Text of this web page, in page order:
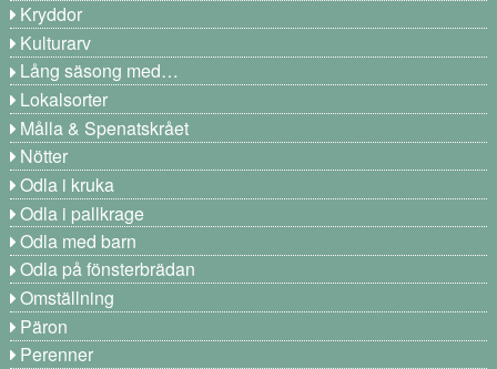
Kryddor
Kulturarv
Lång säsong med…
Lokalsorter
Målla & Spenatskrået
Nötter
Odla i kruka
Odla i pallkrage
Odla med barn
Odla på fönsterbrädan
Omställning
Päron
Perenner